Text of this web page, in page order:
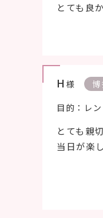
とても良
H 様
目的：レ
とても親
当日が楽